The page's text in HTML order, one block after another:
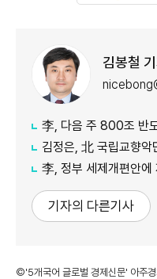
김봉철
李, 다음 주 800조 반도체·부
김정은, 北 국립교향악단 80
李, 정부 세제개편안에
기자의 다른기사
©'5개국어 글로벌 경제신문' 아주경